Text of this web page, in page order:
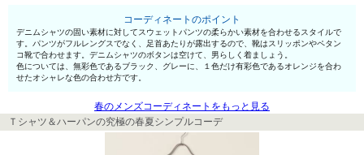
コーディネートのポイント
デニムシャツの固い素材に対してスウェットパンツの柔らかい素材を合わせるスタイルで
す。パンツがフルレングスでなく、足首あたりが露出するので、靴はスリッポンやペタン
コ靴で合わせます。デニムシャツのボタンは空けて、男らしく着ましょう。
色については、無彩色であるブラック、グレーに、１色だけ有彩色であるオレンジを合わ
せたオシャレな色の合わせ方です。
春のメンズコーディネートをもっと見る
Ｔシャツ＆ハーパンの究極の春夏シンプルコーデ